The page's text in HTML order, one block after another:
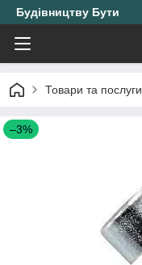
Будівництву Бути
Товари та послуги
–3%